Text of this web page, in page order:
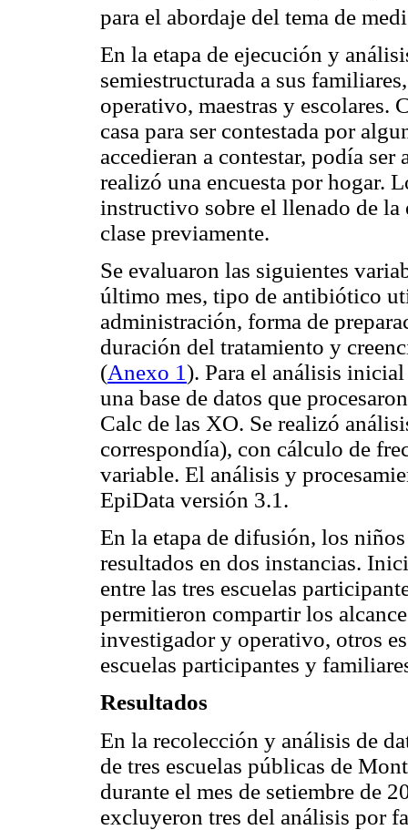
para el abordaje del tema de
En la etapa de ejecución y
semiestructurada a sus
operativo, maestras y escolares.
casa para ser contestada por
accedieran a contestar, podía
realizó una encuesta por hogar.
instructivo sobre el llenado de la
clase previamente.
Se evaluaron las siguientes
último mes, tipo de antibiótico
administración, forma de
duración del tratamiento y
(Anexo 1). Para el análisis inicial
una base de datos que
Calc de las XO. Se realizó
correspondía), con cálculo de
variable. El análisis y
EpiData versión 3.1.
En la etapa de difusión, los
resultados en dos instancias.
entre las tres escuelas
permitieron compartir los
investigador y operativo, otros
escuelas participantes y
Resultados
En la recolección y análisis de
de tres escuelas públicas de
durante el mes de setiembre de
excluyeron tres del análisis por